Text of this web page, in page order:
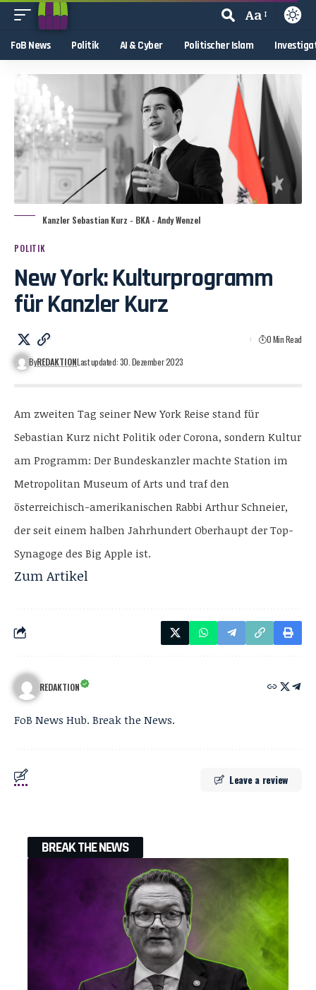
Aa
FoB News Politik AI & Cyber Politischer Islam
Kanzler Sebastian Kurz - BKA - Andy Wenzel
POLITIK
New York: Kulturprogramm
für Kanzler Kurz
ByREDAKTIONLast updated: 30. Dezember 2023
0 Min Read
Am zweiten Tag seiner New York Reise stand für
Sebastian Kurz nicht Politik oder Corona, sondern Kultur
am Programm: Der Bundeskanzler machte Station im
Metropolitan Museum of Arts und traf den
österreichisch-amerikanischen Rabbi Arthur Schneier,
der seit einem halben Jahrhundert Oberhaupt der Top-
Synagoge des Big Apple ist.
ZumArtikel
REDAKTION
FoB News Hub. Break the News.
Leave a review
BREAK THE NEWS